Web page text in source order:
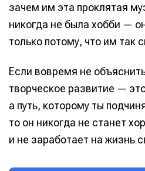
добавлять материалы в
всеми возможностями
добавлять материалы в
всеми возможностями
добавлять материалы в
всеми возможностями
Оборудование
Софт
Индустрия
Сцена
🎙️ Подкаст Миксер 🎁
добавлять материалы в
всеми возможностями
Оборудование
Софт
Индустрия
Сцена
🎙️ Подкаст Миксер 🎁
зачем им эта проклятая
никогда не была хобби —
только потому, что им так
Если вовремя не
творческое развитие —
а путь, которому ты
то он никогда не станет
и не заработает на жизнь